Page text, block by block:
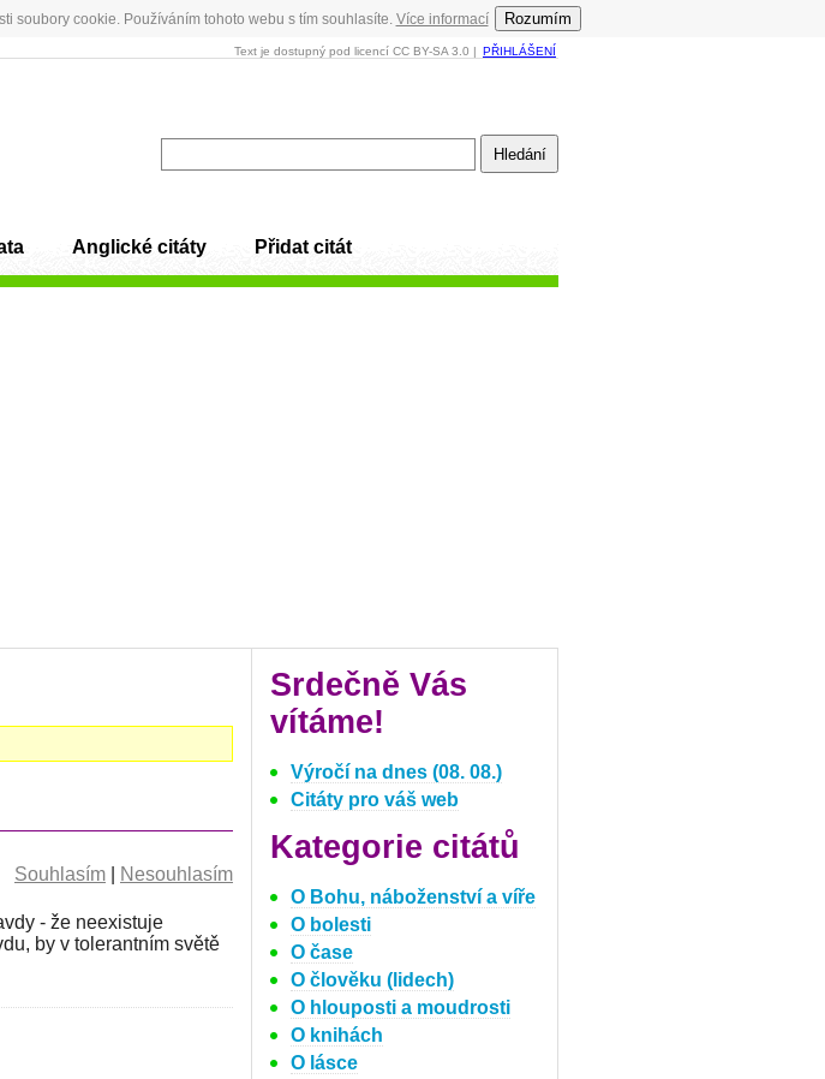
soubory cookie. Používáním tohoto webu s tím souhlasíte. Více informací Rozumím
Text je dostupný pod licencí CC BY-SA 3.0 | PŘIHLÁŠENÍ
Anglické citáty Přidat citát
Souhlasím Nesouhlasím
- že neexistuje
by v tolerantním světě
Srdečně Vás
vítáme!
Výročí na dnes (08. 08.)
Citáty pro váš web
Kategorie citátů
O Bohu, náboženství a víře
O bolesti
O čase
O člověku (lidech)
O hlouposti a moudrosti
O knihách
O lásce